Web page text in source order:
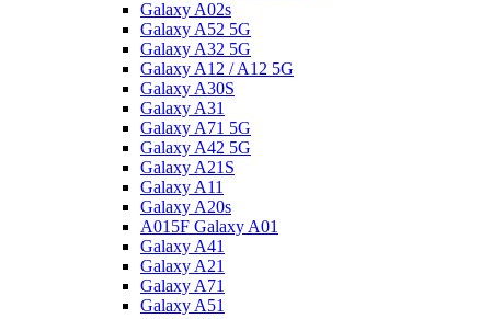
Galaxy A02s
Galaxy A52 5G
Galaxy A32 5G
Galaxy A12 / A12 5G
Galaxy A30S
Galaxy A31
Galaxy A71 5G
Galaxy A42 5G
Galaxy A21S
Galaxy A11
Galaxy A20s
A015F Galaxy A01
Galaxy A41
Galaxy A21
Galaxy A71
Galaxy A51